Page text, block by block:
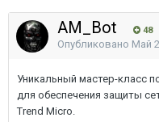
AM_Bot 48
Опубликовано Май
Уникальный мастер-класс
для обеспечения защиты
Trend Micro.